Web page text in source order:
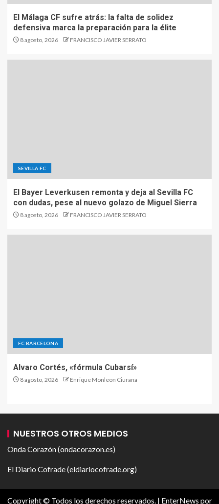
El Málaga CF sufre atrás: la falta de solidez
defensiva marca la preparación para la élite
8 agosto, 2026 FRANCISCO JAVIER SERRATO
SEVILLA FC
El Bayer Leverkusen remonta y deja al Sevilla FC
con dudas, pese al nuevo golazo de Miguel Sierra
8 agosto, 2026 FRANCISCO JAVIER SERRATO
FC BARCELONA
Alvaro Cortés, «fórmula Cubarsí»
8 agosto, 2026 Enrique Monleon Ciurana
NUESTROS OTROS MEDIOS
Onda Corazón (ondacorazon.es)
El Diario Cofrade (eldiariocofrade.org)
Copyright © Todos los derechos reservados. | EnterNews por